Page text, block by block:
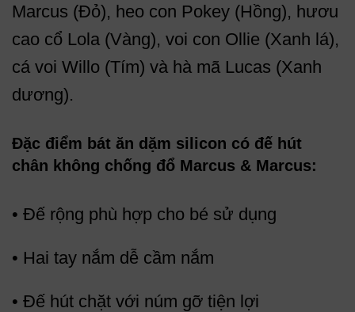
Marcus (Đỏ), heo con Pokey (Hồng), hươu
cao cổ Lola (Vàng), voi con Ollie (Xanh lá),
cá voi Willo (Tím) và hà mã Lucas (Xanh
dương).
Đặc điểm bát ăn dặm silicon có đế hút
chân không chống đổ Marcus & Marcus:
• Đế rộng phù hợp cho bé sử dụng
• Hai tay nắm dễ cầm nắm
• Đế hút chặt với núm gỡ tiện lợi